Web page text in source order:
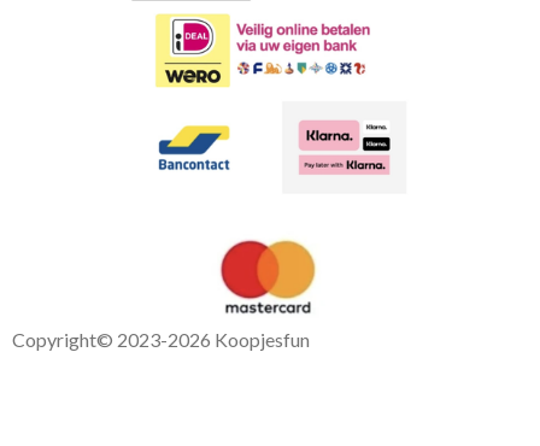
Copyright© 2023-2026 Koopjesfun